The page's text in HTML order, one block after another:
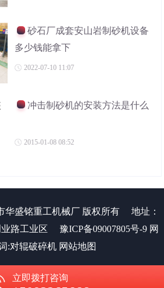
砂石厂成套安山岩制砂机设备
多少钱能拿下
2022-07-10 11:07
冲击制砂机的安装方法是什么
2015-01-08 08:52
华盛铭重工机械厂 版权所有
地址：
路工业区
豫ICP备09007805号-9 网
:对辊破碎机 网站地图
立即拨打咨询